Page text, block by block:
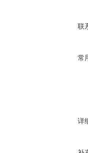
联
常
详